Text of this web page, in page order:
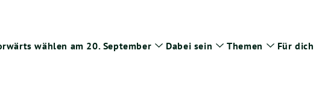
wählen am 20. September Zeige
Dabei sein
Zeige
Themen
Zeige
Für dich